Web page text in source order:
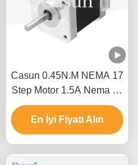
Casun 0.45N.M NEMA 17
Step Motor 1.5A Nema 17
48mm 2 Faz 1.8 Derece
En İyi Fiyatı Alın